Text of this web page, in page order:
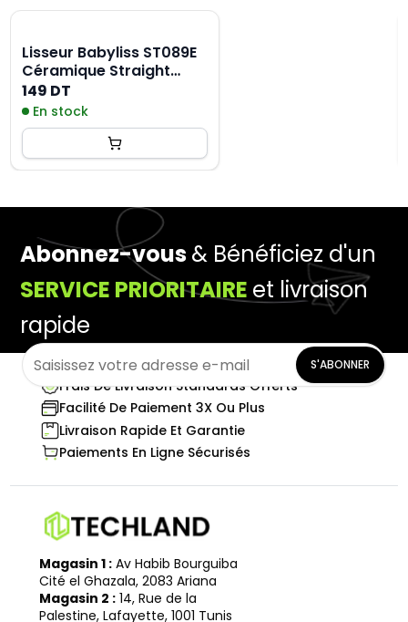
Lisseur Babyliss ST089E
Céramique Straight
230°C - Noir
149 DT
En stock
Abonnez-vous& Bénéficiez d'un
SERVICE PRIORITAIRE et livraison
rapide
S'ABONNER
Frais De Livraison Standards Offerts
Facilité De Paiement 3X Ou Plus
Livraison Rapide Et Garantie
Paiements En Ligne Sécurisés
Magasin 1 : Av Habib Bourguiba
Cité el Ghazala, 2083 Ariana
Magasin 2 : 14, Rue de la
Palestine, Lafayette, 1001 Tunis